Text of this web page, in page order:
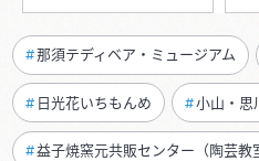
那須テディベア・ミュージアム
日光花いちもんめ 小山・思
益子焼窯元共販センター（陶芸教